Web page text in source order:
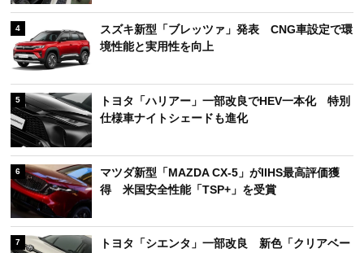
4
スズキ新型「ブレッツァ」発表 CNG車設定で環
境性能と実用性を向上
5
トヨタ「ハリアー」一部改良でHEV一本化 特別
仕様車ナイトシェードも進化
6
マツダ新型「MAZDA CX-5」がIIHS最高評価獲
得 米国安全性能「TSP+」を受賞
7
トヨタ「シエンタ」一部改良 新色「クリアベー